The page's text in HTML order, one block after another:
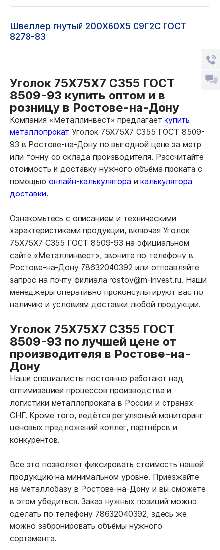
Швеллер гнутый 200Х60Х5 09Г2С ГОСТ
8278-83
Уголок 75Х75Х7 С355 ГОСТ
8509-93 купить оптом и в
розницу в Ростове-на-Дону
Компания «Металлинвест» предлагает купить
металлопрокат Уголок 75Х75Х7 С355 ГОСТ 8509-
93 в Ростове-на-Дону по выгодной цене за метр
или тонну со склада производителя. Рассчитайте
стоимость и доставку нужного объёма проката с
помощью онлайн-калькулятора и калькулятора
доставки.
Ознакомьтесь с описанием и техническими
характеристиками продукции, включая Уголок
75Х75Х7 С355 ГОСТ 8509-93 на официальном
сайте «Металлинвест», звоните по телефону в
Ростове-на-Дону 78632040392 или отправляйте
запрос на почту филиала rostov@m-invest.ru. Наши
менеджеры оперативно проконсультируют вас по
наличию и условиям доставки любой продукции.
Уголок 75Х75Х7 С355 ГОСТ
8509-93 по лучшей цене от
производителя в Ростове-на-
Дону
Наши специалисты постоянно работают над
оптимизацией процессов производства и
логистики металлопроката в России и странах
СНГ. Кроме того, ведётся регулярный мониторинг
ценовых предложений коллег, партнёров и
конкурентов.
Все это позволяет фиксировать стоимость нашей
продукцию на минимальном уровне. Приезжайте
на металлобазу в Ростове-на-Дону и вы сможете
в этом убедиться. Заказ нужных позиций можно
сделать по телефону 78632040392, здесь же
можно забронировать объёмы нужного
сортамента.